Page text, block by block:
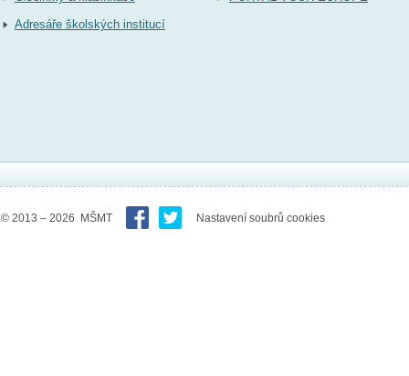
Adresáře školských institucí
© 2013 – 2026 MŠMT Nastavení soubrů cookies